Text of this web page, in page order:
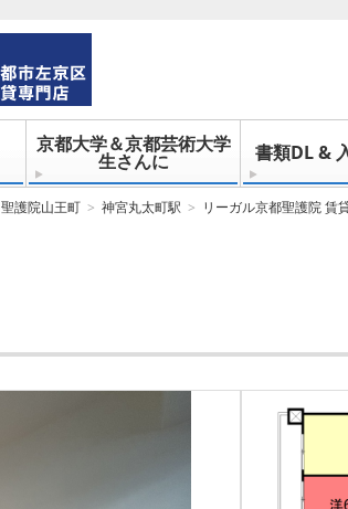
京都大学＆京都芸術大学
生さんに 書類DL &
聖護院山王町 神宮丸太町駅 リーガル京都聖護院 賃